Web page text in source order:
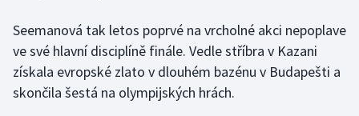
Golf
Gymnastika
Seemanová tak letos poprvé na vrcholné akci nepoplave
ve své hlavní disciplíně finále. Vedle stříbra v Kazani
získala evropské zlato v dlouhém bazénu v Budapešti a
skončila šestá na olympijských hrách.